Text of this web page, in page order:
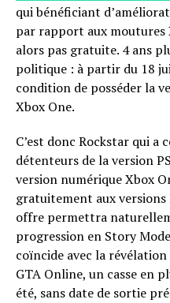
qui bénéficiant
par rapport aux moutures
alors pas gratuite. 4 ans
politique : à partir du 18
condition de posséder la
Xbox One.
C’est donc Rockstar qui
détenteurs de la version
version numérique Xbox
gratuitement aux versions
offre permettra
progression en Story
coïncide avec la
GTA Online, un casse en
été, sans date de sortie